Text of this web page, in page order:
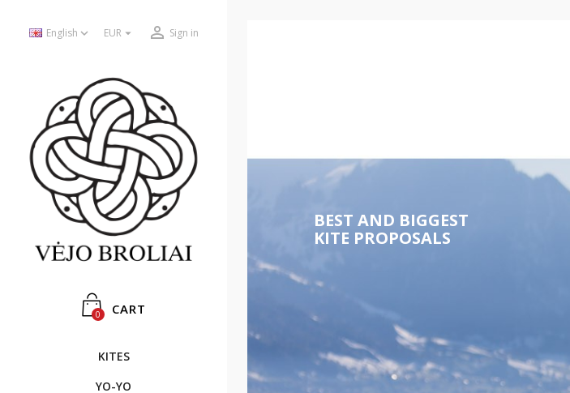
English EUR  Sign in
CART
0
KITES
YO-YO
BEST AND BIGGEST
KITE PROPOSALS